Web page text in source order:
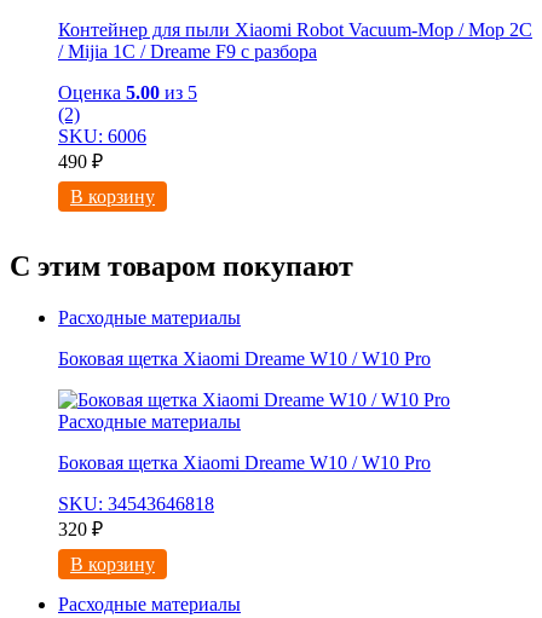
Контейнер для пыли Xiaomi Robot Vacuum-Mop / Mop 2C
/ Mijia 1C / Dreame F9 с разбора
Оценка 5.00 из 5
(2)
SKU: 6006
490 ₽
В корзину
С этим товаром покупают
Расходные материалы
Боковая щетка Xiaomi Dreame W10 / W10 Pro
Расходные материалы
Боковая щетка Xiaomi Dreame W10 / W10 Pro
SKU: 34543646818
320 ₽
В корзину
Расходные материалы